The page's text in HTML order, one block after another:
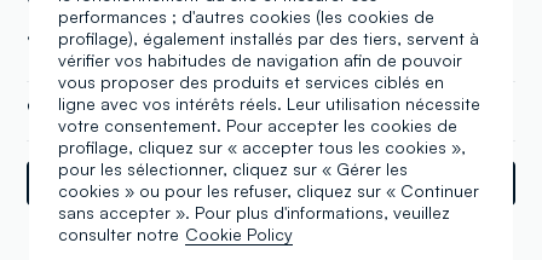
32, Mühldorf (XX)
08631 990 818 0
Indications
performances ; d'autres cookies (les cookies de
profilage), également installés par des tiers, servent à
vérifier vos habitudes de navigation afin de pouvoir
vous proposer des produits et services ciblés en
ligne avec vos intérêts réels. Leur utilisation nécessite
votre consentement. Pour accepter les cookies de
profilage, cliquez sur « accepter tous les cookies »,
pour les sélectionner, cliquez sur « Gérer les
cookies » ou pour les refuser, cliquez sur « Continuer
sans accepter ». Pour plus d'informations, veuillez
consulter notre Cookie Policy